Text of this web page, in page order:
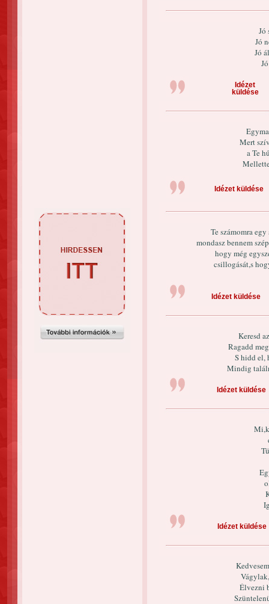
Jó
Jó
Jó
Idézet
küldése
Mert
a Te
Idézet küldése
Te számomra
mondasz bennem
hogy még
csillogását,s
Idézet küldése
Keresd
Ragadd
S hidd el,
Mindig
Idézet küldése
Idézet küldése
Élvezni